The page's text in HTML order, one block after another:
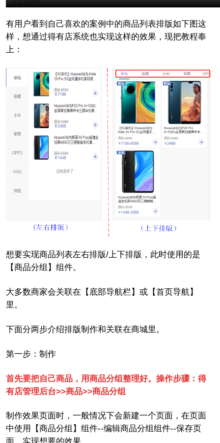
有用户看到自己喜欢的案例中的商品列表排版如下图这
样，想通过得有店系统也实现这样的效果，现把教程奉
上：
想要实现商品列表左右排版/上下排版，此时使用的是
【商品分组】组件。
大多数商家会关联在【底部导航栏】或【首页导航】
里。
下面分两步介绍排版制作和关联在商城里。
第一步：制作
首先要把自己商品，用商品分组整理好。操作步骤：得
有店管理后台>>商品>>商品分组
制作效果页面时，一般情况下会新建一个页面，在页面
中使用【商品分组】组件--编辑商品分组组件--保存页